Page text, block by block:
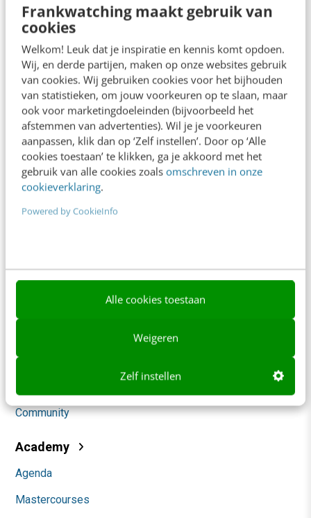
Frankwatching maakt gebruik van
cookies
Welkom! Leuk dat je inspiratie en kennis komt opdoen.
Wij, en derde partijen, maken op onze websites gebruik
van cookies. Wij gebruiken cookies voor het bijhouden
van statistieken, om jouw voorkeuren op te slaan, maar
ook voor marketingdoeleinden (bijvoorbeeld het
afstemmen van advertenties). Wil je je voorkeuren
aanpassen, klik dan op ‘Zelf instellen’. Door op ‘Alle
cookies toestaan’ te klikken, ga je akkoord met het
gebruik van alle cookies zoals omschreven in onze
cookieverklaring.
Powered by CookieInfo
Alle cookies toestaan
Weigeren
Zelf instellen
Frankwatching
Adverteren
Contact
Nieuwsbrieven
Over ons
Ons team
Werken bij
Whitepapers
Content & Communicatie
Social
Community
Academy
Agenda
Mastercourses